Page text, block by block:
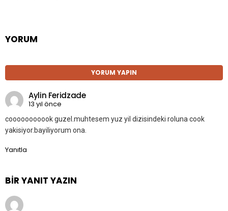
YORUM
YORUM YAPIN
Aylin Feridzade
13 yıl önce
cooooooooook guzel.muhtesem yuz yil dizisindeki roluna cook
yakisiyor.bayiliyorum ona.
Yanıtla
BIR YANIT YAZIN